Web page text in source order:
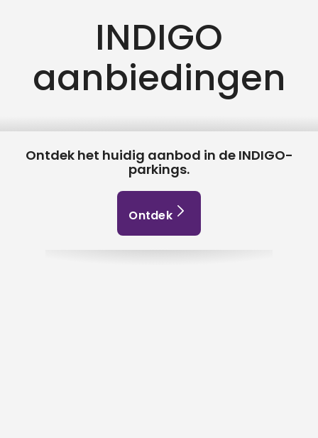
INDIGO
aanbiedingen
Ontdek het huidig aanbod in de INDIGO-
parkings.
Ontdek